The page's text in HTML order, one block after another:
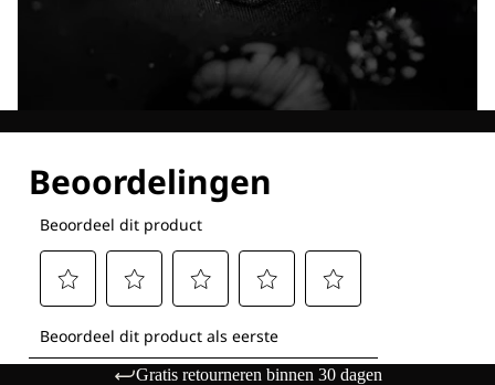
Gratis retourneren binnen 30 dagen